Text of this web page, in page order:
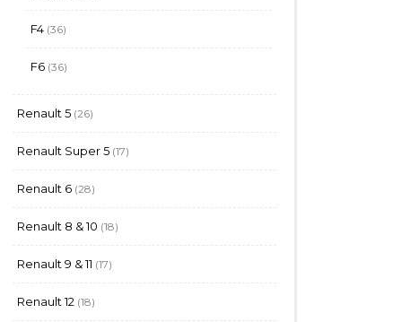
F4 3636
F6 3636
Renault 5 2626
Renault Super 5 1717
Renault 6 2828
Renault 8 & 10 1818
Renault 9 & 11 1717
Renault 12 1818